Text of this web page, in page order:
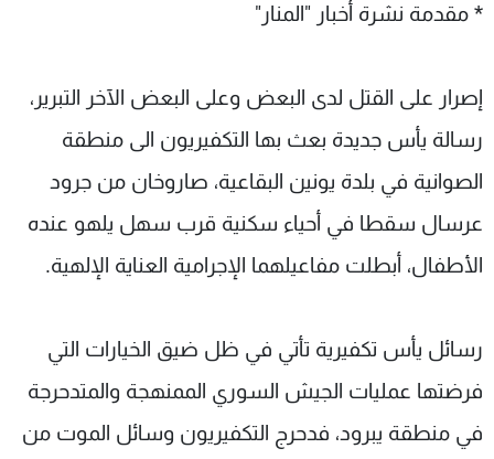
* مقدمة نشرة أخبار "المنار"
إصرار على القتل لدى البعض وعلى البعض الآخر التبرير،
رسالة يأس جديدة بعث بها التكفيريون الى منطقة
الصوانية في بلدة يونين البقاعية، صاروخان من جرود
عرسال سقطا في أحياء سكنية قرب سهل يلهو عنده
الأطفال، أبطلت مفاعيلهما الإجرامية العناية الإلهية.
رسائل يأس تكفيرية تأتي في ظل ضيق الخيارات التي
فرضتها عمليات الجيش السوري الممنهجة والمتدحرجة
في منطقة يبرود، فدحرج التكفيريون وسائل الموت من